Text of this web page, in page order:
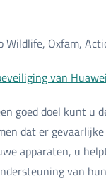
Wildlife, Oxfam,
van Huawei
goed doel kunt u
dat er
apparaten, u
van